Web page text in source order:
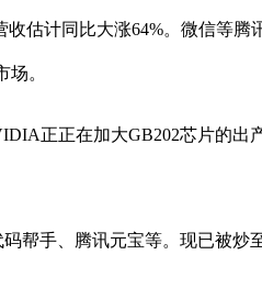
估计同比大涨64%。微信等腾
。
正正在加大GB202芯片的出
帮手、腾讯元宝等。现已被炒